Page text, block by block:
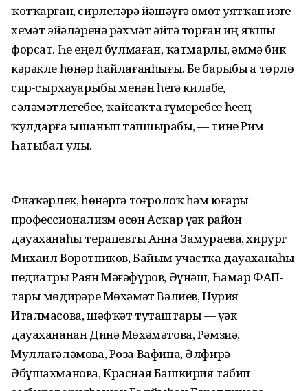
ҡотҡарған, сирлеләрҙә йәшәүгә өмөт уятҡан изге
хеҙмәт эйәләренә рәхмәт әйтә торған иң яҡшы
форсат. Һеҙ еңел булмаған, ҡатмарлы, әммә бик
кәрәкле һөнәр һайлағанһығыҙ. Беҙ барыбыҙ ҙа төрлө
сир-сырхауҙарыбыҙ менән һеҙгә киләбеҙ,
сәләмәтлегебеҙҙе, ҡайсаҡта ғүмеребеҙҙе һеҙҙең
ҡулдарға ышанып тапшырабыҙ, — тине Рим
Һатыбал улы.
Фиҙаҡәрлек, һөнәргә тоғролоҡ һәм юғары
профессионализм өсөн Асҡар үҙәк район
дауаханаһы терапевты Анна Замураева, хирург
Михаил Воротников, Байым участка дауаханаһы
педиатры Раян Мәғәфүров, Әүнәш, Һамар ФАП-
тары мөдирҙәре Мөхәмәт Вәлиев, Нурия
Италмасова, шәфҡәт туташтары — үҙәк
дауахананан Динә Мөхәмәтова, Рәмзиә,
Муллағәләмова, Роза Вафина, Әлфирә
Әбүшахманова, Красная Башкирия табип